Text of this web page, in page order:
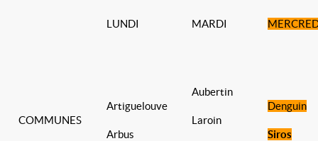
LUNDI MARDI
COMMUNES
Artiguelouve
Arbus
Aubertin
Laroin
Denguin
Siros